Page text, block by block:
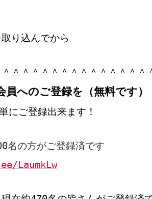
り込んでから
＾＾＾＾＾＾＾＾＾＾＾＾＾＾
員へのご登録を（無料です）
にご登録出来ます！
の方がご登録済です
LaumkLw